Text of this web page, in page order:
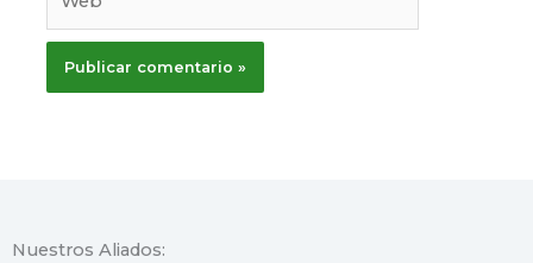
Nuestros Aliados: